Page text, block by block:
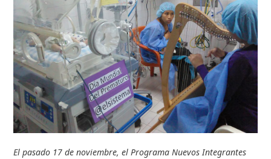
El pasado 17 de noviembre, el Programa Nuevos Integrantes